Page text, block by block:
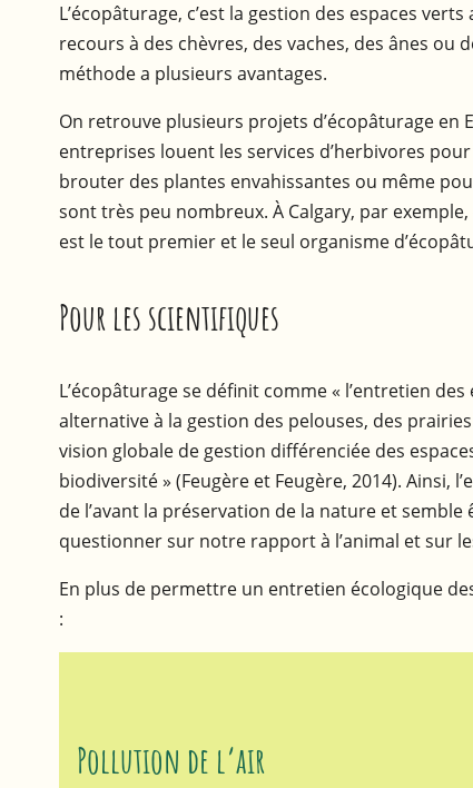
L’écopâturage, c’est la gestion des espaces
recours à des chèvres, des vaches, des ânes
méthode a plusieurs avantages.
On retrouve plusieurs projets d’écopâturage en
entreprises louent les services d’herbivores
brouter des plantes envahissantes ou même
sont très peu nombreux. À Calgary, par
est le tout premier et le seul organisme
Pour les scientifiques
L’écopâturage se définit comme « l’entretien
alternative à la gestion des pelouses, des
vision globale de gestion différenciée des
biodiversité » (Feugère et Feugère, 2014). Ainsi,
de l’avant la préservation de la nature et
questionner sur notre rapport à l’animal et sur
En plus de permettre un entretien écologique
:
Pollution de l’air